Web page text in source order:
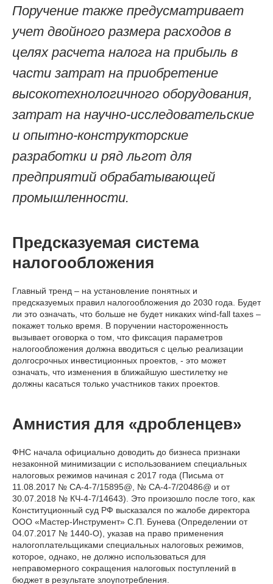
Поручение также предусматривает
учет двойного размера расходов в
целях расчета налога на прибыль в
части затрат на приобретение
высокотехнологичного оборудования,
затрат на научно-исследовательские
и опытно-конструкторские
разработки и ряд льгот для
предприятий обрабатывающей
промышленности.
Предсказуемая система
налогообложения
Главный тренд – на установление понятных и
предсказуемых правил налогообложения до 2030 года. Будет
ли это означать, что больше не будет никаких wind-fall taxes –
покажет только время. В поручении настороженность
вызывает оговорка о том, что фиксация параметров
налогообложения должна вводиться с целью реализации
долгосрочных инвестиционных проектов, - это может
означать, что изменения в ближайшую шестилетку не
должны касаться только участников таких проектов.
Амнистия для «дробленцев»
ФНС начала официально доводить до бизнеса признаки
незаконной минимизации с использованием специальных
налоговых режимов начиная с 2017 года (Письма от
11.08.2017 № СА-4-7/15895@, № СА-4-7/20486@ и от
30.07.2018 № КЧ-4-7/14643). Это произошло после того, как
Конституционный суд РФ высказался по жалобе директора
ООО «Мастер-Инструмент» С.П. Бунева (Определении от
04.07.2017 № 1440-О), указав на право применения
налогоплательщиками специальных налоговых режимов,
которое, однако, не должно использоваться для
неправомерного сокращения налоговых поступлений в
бюджет в результате злоупотребления.